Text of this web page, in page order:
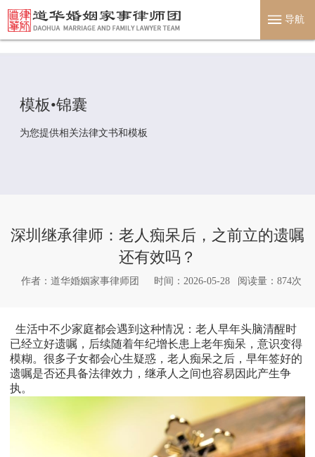
导航
模板•锦囊
为您提供相关法律文书和模板
深圳继承律师：老人痴呆后，之前立的遗嘱
还有效吗？
作者：道华婚姻家事律师团 时间：2026-05-28 阅读量： 874次
生活中不少家庭都会遇到这种情况：老人早年头脑清醒时
已经立好遗嘱，后续随着年纪增长患上老年痴呆，意识变得
模糊。很多子女都会心生疑惑，老人痴呆之后，早年签好的
遗嘱是否还具备法律效力，继承人之间也容易因此产生争
执。